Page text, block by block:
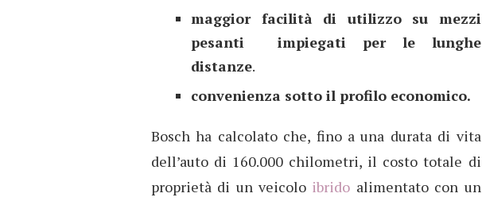
maggior facilità di utilizzo su mezzi
pesanti impiegati per le lunghe
distanze.
convenienza sotto il profilo economico.
Bosch ha calcolato che, fino a una durata di vita
dell’auto di 160.000 chilometri, il costo totale di
proprietà di un veicolo ibrido alimentato con un